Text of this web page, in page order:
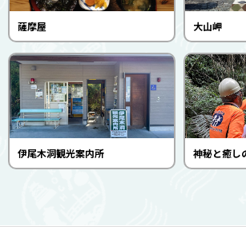
薩摩屋 大山岬
伊尾木洞観光案内所